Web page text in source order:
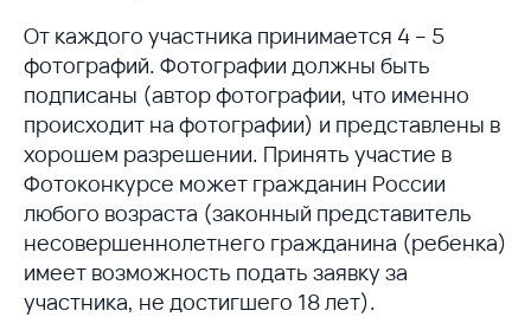
От каждого участника принимается 4 – 5
фотографий. Фотографии должны быть
подписаны (автор фотографии, что именно
происходит на фотографии) и представлены в
хорошем разрешении. Принять участие в
Фотоконкурсе может гражданин России
любого возраста (законный представитель
несовершеннолетнего гражданина (ребенка)
имеет возможность подать заявку за
участника, не достигшего 18 лет).